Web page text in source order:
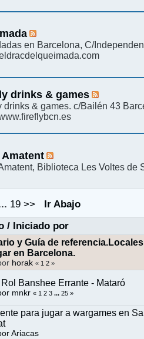
en Barcelona, C/
drinks & games
drinks & games. c/Bailén 43
Biblioteca Les Voltes de
19 >>
Ir Abajo
/ Iniciado por
y Guía de
en Barcelona.
horak « 1 2 »
Banshee Errante - Mataró
mnkr « 1 2 3 ... 25 »
para jugar a wargames en
Ariacas